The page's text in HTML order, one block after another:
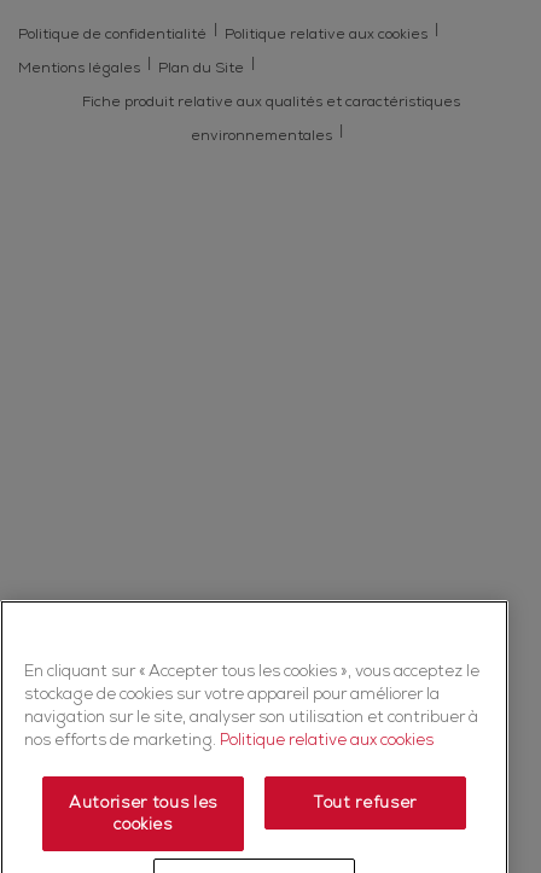
Politique de confidentialité
Politique relative aux cookies
Mentions légales
Plan du Site
Fiche produit relative aux qualités et caractéristiques
environnementales
En cliquant sur « Accepter tous les cookies », vous acceptez le
stockage de cookies sur votre appareil pour améliorer la
navigation sur le site, analyser son utilisation et contribuer à
nos efforts de marketing. Politique relative aux cookies
Autoriser tous les
cookies
Tout refuser